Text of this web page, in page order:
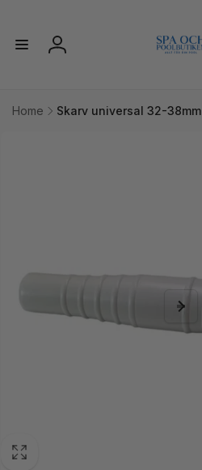
innehåll
Logga
Home
Skarv universal 32-38mm